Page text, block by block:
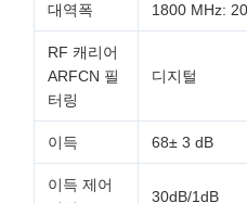
대역폭 1800 MHz:
RF 캐리어
ARFCN 필
터링
디지털
이득 68± 3 dB
이득 제어
30dB/1dB